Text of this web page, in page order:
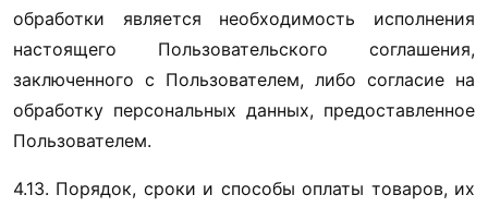
обработки является необходимость исполнения
настоящего Пользовательского соглашения,
заключенного с Пользователем, либо согласие на
обработку персональных данных, предоставленное
Пользователем.
4.13. Порядок, сроки и способы оплаты товаров, их